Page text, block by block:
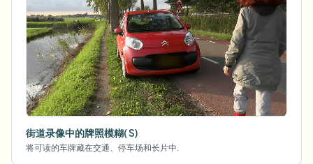
街道录像中的牌照模糊( S)
将可读的车牌藏在交通、停车场和长片中.